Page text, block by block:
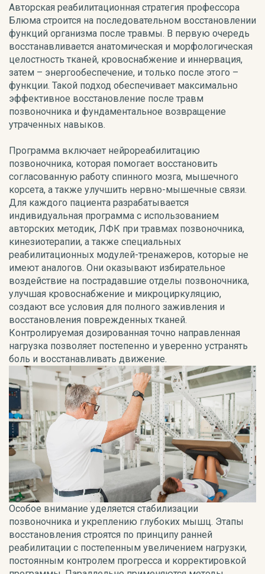
Авторская реабилитационная стратегия профессора
Блюма строится на последовательном восстановлении
функций организма после травмы. В первую очередь
восстанавливается анатомическая и морфологическая
целостность тканей, кровоснабжение и иннервация,
затем – энергообеспечение, и только после этого –
функции. Такой подход обеспечивает максимально
эффективное восстановление после травм
позвоночника и фундаментальное возвращение
утраченных навыков.
Программа включает нейрореабилитацию
позвоночника, которая помогает восстановить
согласованную работу спинного мозга, мышечного
корсета, а также улучшить нервно-мышечные связи.
Для каждого пациента разрабатывается
индивидуальная программа с использованием
авторских методик, ЛФК при травмах позвоночника,
кинезиотерапии, а также специальных
реабилитационных модулей-тренажеров, которые не
имеют аналогов. Они оказывают избирательное
воздействие на пострадавшие отделы позвоночника,
улучшая кровоснабжение и микроциркуляцию,
создают все условия для полного заживления и
восстановления поврежденных тканей.
Контролируемая дозированная точно направленная
нагрузка позволяет постепенно и уверенно устранять
боль и восстанавливать движение.
Особое внимание уделяется стабилизации
позвоночника и укреплению глубоких мышц. Этапы
восстановления строятся по принципу ранней
реабилитации с постепенным увеличением нагрузки,
постоянным контролем прогресса и корректировкой